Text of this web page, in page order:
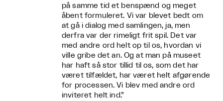
på samme tid et benspænd og meget
åbent formuleret. Vi var blevet bedt om
at gå i dialog med samlingen, ja, men
derfra var der rimeligt frit spil. Det var
med andre ord helt op til os, hvordan vi
ville gribe det an. Og at man på museet
har haft så stor tillid til os, som det har
været tilfældet, har været helt afgørende
for processen. Vi blev med andre ord
inviteret helt ind.”